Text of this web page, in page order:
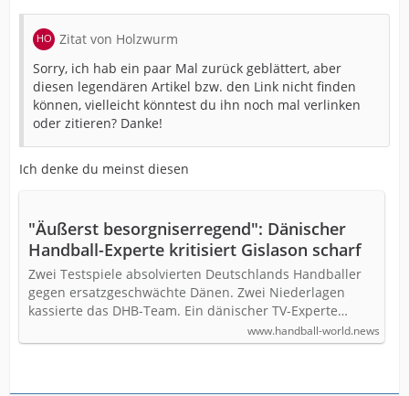
Zitat von Holzwurm
Sorry, ich hab ein paar Mal zurück geblättert, aber
diesen legendären Artikel bzw. den Link nicht finden
können, vielleicht könntest du ihn noch mal verlinken
oder zitieren? Danke!
Ich denke du meinst diesen
"Äußerst besorgniserregend": Dänischer
Handball-Experte kritisiert Gislason scharf
Zwei Testspiele absolvierten Deutschlands Handballer
gegen ersatzgeschwächte Dänen. Zwei Niederlagen
kassierte das DHB-Team. Ein dänischer TV-Experte…
www.handball-world.news